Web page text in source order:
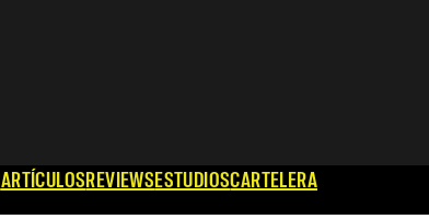
ARTÍCULOSREVIEWSESTUDIOSCARTELERA